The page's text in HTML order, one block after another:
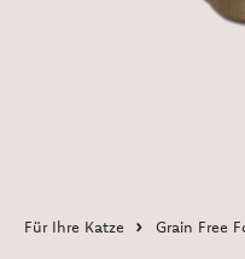
Für Ihre Katze Grain Free